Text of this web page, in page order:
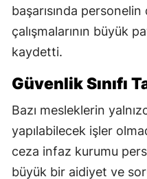
başarısında
çalışmalarının büyük
kaydetti.
Güvenlik Sınıfı
Bazı mesleklerin
yapılabilecek işler
ceza infaz kurumu
büyük bir aidiyet ve